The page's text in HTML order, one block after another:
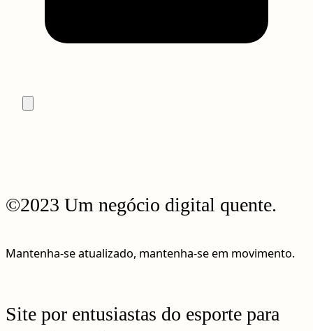
©2023 Um negócio digital quente.
Mantenha-se atualizado, mantenha-se em movimento.
Site por entusiastas do esporte para